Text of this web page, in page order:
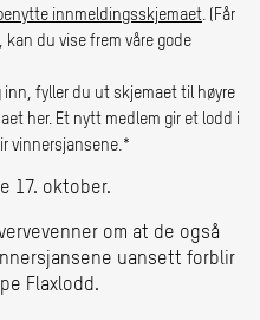
innmeldingsskjemaet. (Får
kan du vise frem våre gode
inn, fyller du ut skjemaet til høyre
her. Et nytt medlem gir et lodd i
vinnersjansene.*
17. oktober.
om at de også
uansett forblir
Flaxlodd.